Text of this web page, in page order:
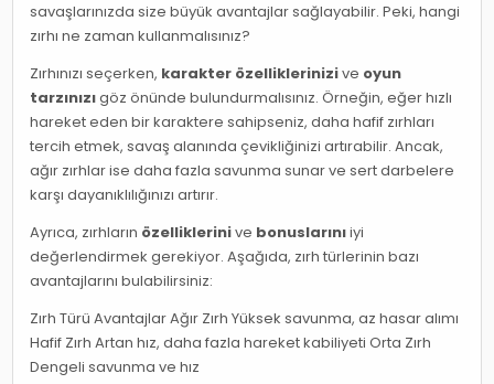
savaşlarınızda size büyük avantajlar sağlayabilir. Peki, hangi
zırhı ne zaman kullanmalısınız?
Zırhınızı seçerken, karakter özelliklerinizive oyun
tarzınızıgöz önünde bulundurmalısınız. Örneğin, eğer hızlı
hareket eden bir karaktere sahipseniz, daha hafif zırhları
tercih etmek, savaş alanında çevikliğinizi artırabilir. Ancak,
ağır zırhlar ise daha fazla savunma sunar ve sert darbelere
karşı dayanıklılığınızı artırır.
Ayrıca, zırhların özelliklerinive bonuslarınıiyi
değerlendirmek gerekiyor. Aşağıda, zırh türlerinin bazı
avantajlarını bulabilirsiniz:
Zırh Türü Avantajlar Ağır Zırh Yüksek savunma, az hasar alımı
Hafif Zırh Artan hız, daha fazla hareket kabiliyeti Orta Zırh
Dengeli savunma ve hız